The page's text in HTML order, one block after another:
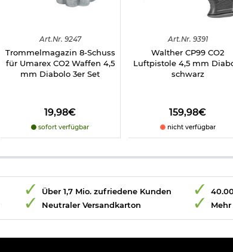
Art.Nr. 9247
Trommelmagazin 8-Schuss
für Umarex CO2 Waffen 4,5
mm Diabolo 3er Set
19,98€
sofort verfügbar
Art.Nr. 9391
Walther CP99 CO2
Luftpistole 4,5 mm
schwarz
159,98€
nicht verfügbar
Über 1,7 Mio. zufriedene Kunden
Neutraler Versandkarton